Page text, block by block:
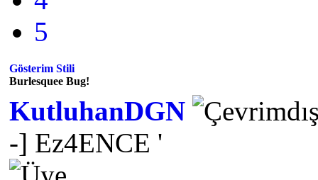
5
Gösterim Stili
Burlesquee Bug!
KutluhanDGN
-] Ez4ENCE '